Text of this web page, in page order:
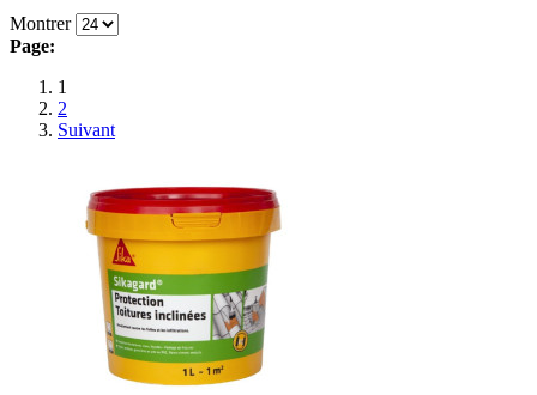
Montrer
Page:
1
2
Suivant